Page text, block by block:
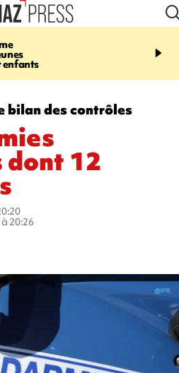
enfants
06:04
à La Réunion - des
bilan des contrôles
dont 12
20:26